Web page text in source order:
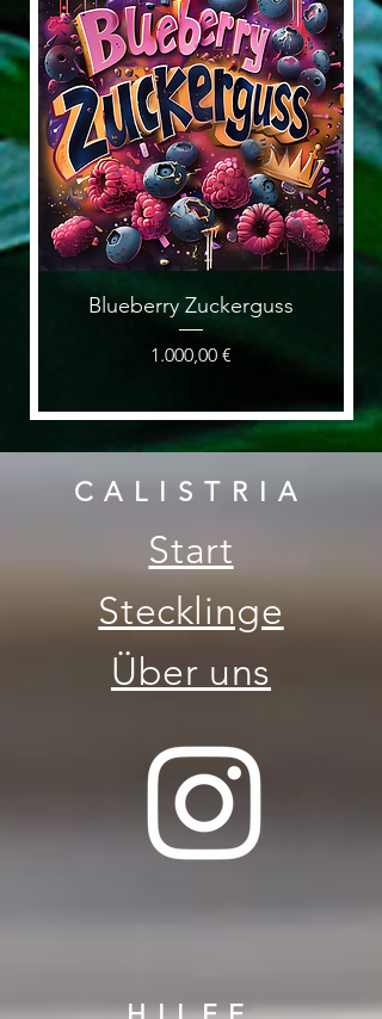
Blueberry Zuckerguss
Preis
1.000,00 €
CALISTRIA
Start
Stecklinge
Über uns